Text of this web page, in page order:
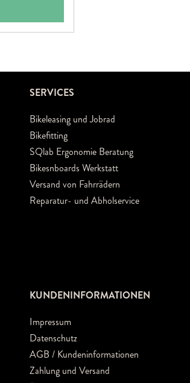
SERVICES
Bikeleasing und Jobrad
Bikefitting
SQlab Ergonomie Beratung
Bikesnboards Werkstatt
Versand von Fahrrädern
Reparatur- und Abholservice
KUNDENINFORMATIONEN
Impressum
Datenschutz
AGB / Kundeninformationen
Zahlung und Versand